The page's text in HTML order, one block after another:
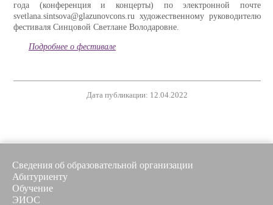
года (конференция и концерты) по электронной почте
svetlana.sintsova@glazunovcons.ru художественному руководителю
фестиваля Синцовой Светлане Володаровне.
Подробнее о фестивале
Дата публикации: 12.04.2022
Сведения об образовательной организации
Абитуриенту
Обучение
ЭИОС